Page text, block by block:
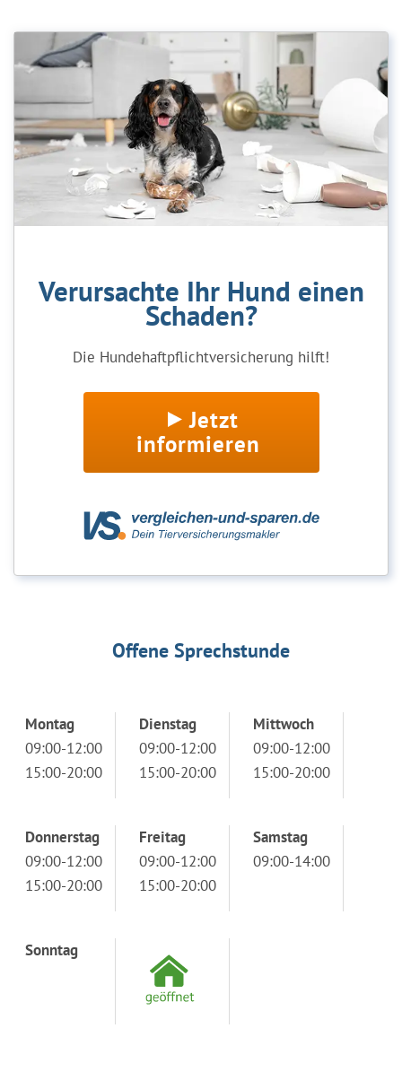
Verursachte Ihr Hund einen
Schaden?
Die Hundehaftpflichtversicherung hilft!
Jetzt
informieren
Offene Sprechstunde
Montag
09:00-12:00
15:00-20:00
Dienstag
09:00-12:00
15:00-20:00
Mittwoch
09:00-12:00
15:00-20:00
Donnerstag
09:00-12:00
15:00-20:00
Freitag
09:00-12:00
15:00-20:00
Samstag
09:00-14:00
Sonntag